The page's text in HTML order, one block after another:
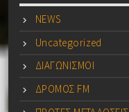
NEWS
Uncategorized
ΔΙΑΓΩΝΙΣΜΟΙ
ΔΡΟΜΟΣ FM